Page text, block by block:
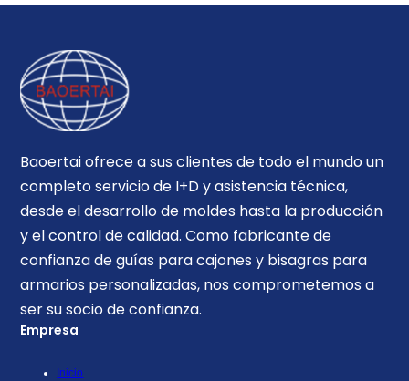
Baoertai ofrece a sus clientes de todo el mundo un
completo servicio de I+D y asistencia técnica,
desde el desarrollo de moldes hasta la producción
y el control de calidad. Como fabricante de
confianza de guías para cajones y bisagras para
armarios personalizadas, nos comprometemos a
ser su socio de confianza.
Empresa
Inicio